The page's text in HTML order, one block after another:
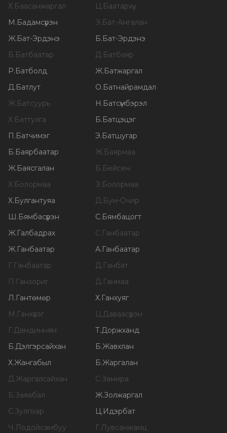
Х.Баасанжаргал Ц.Баатархүү
М.Бадамсүрэн Э.Бат-Амгалан
Ж.Бат-Эрдэнэ Б.Бат-Эрдэнэ
Б.Батбаатар Д.Батбаяр
Р.Батболд Ж.Батжаргал
Д.Батлут О.Батнайрамдал
Ж.Батсуурь Н.Батсүмбэрэл
Х.Баттулга Б.Батцэцэг
П.Батчимэг Э.Батшугар
Б.Баярбаатар Ж.Баярмаа
Ж.Баясгалан Б.Бейсен
Х.Болормаа Э.Болормаа
Х.Булгантуяа Д.Бум-Очир
Ш.Бямбасүрэн С.Бямбацогт
Ж.Галбадрах С.Ганбаатар
Ж.Ганбаатар А.Ганбаатар
Г.Ганбаатар Д.Ганбат
П.Ганзориг Д.Ганмаа
Л.Гантөмөр Х.Ганхуяг
М.Ганхүлэг Ц.Даваасүрэн
Г.Дамдинням Т.Доржханд
Б.Дэлгэрсайхан Б.Жавхлан
Х.Жангабыл Б.Жаргалан
Д.Жаргалсайхан С.Замира
Б.Заяабал Ж.Золжаргал
С.Зулпхар Ц.Идэрбат
Ч.Лодойсамбуу Г.Лувсанжамц